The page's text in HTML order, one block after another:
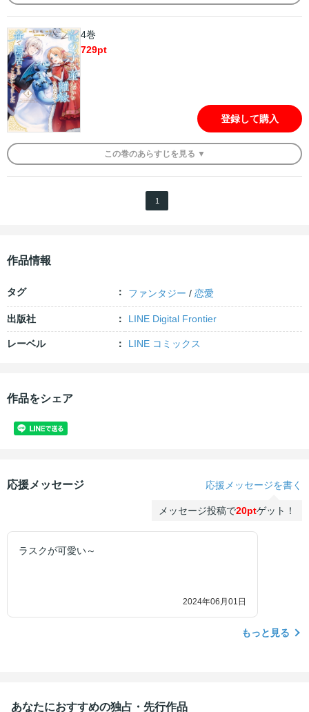
4巻
729pt
登録して購入
この巻のあらすじを 見る ▼
1
作品情報
タグ ファンタジー /恋愛
出版社 LINE Digital Frontier
レーベル LINE コミックス
作品をシェア
応援メッセージ 応援メッセージを書く
メッセージ投稿で20ptゲット！
ラスクが可愛い～
2024年06月01日
もっと見る
あなたにおすすめの独占・先行作品